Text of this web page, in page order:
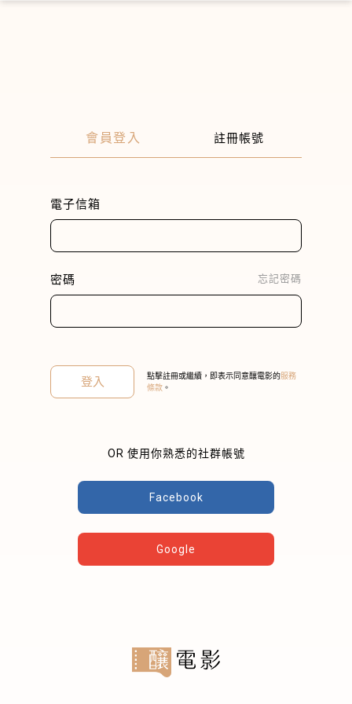
會員登入 註冊帳號
電子信箱
密碼 忘記密碼
登入 點擊註冊或繼續，即表示同意釀電影的服務
條款 。
OR 使用你熟悉的社群帳號
Facebook
Google